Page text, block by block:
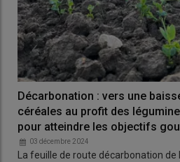
Décarbonation : vers une
céréales au profit des
pour atteindre les objectifs
03 décembre 2024
La feuille de route décarbonation